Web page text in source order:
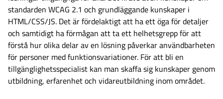
standarden WCAG 2.1 och grundläggande kunskaper i
HTML/CSS/JS. Det är fördelaktigt att ha ett öga för detaljer
och samtidigt ha förmågan att ta ett helhetsgrepp för att
förstå hur olika delar av en lösning påverkar användbarheten
för personer med funktionsvariationer. För att bli en
tillgänglighetsspecialist kan man skaffa sig kunskaper genom
utbildning, erfarenhet och vidareutbildning inom området.